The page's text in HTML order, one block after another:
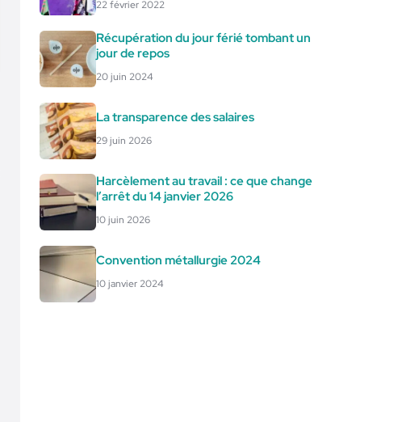
22 février 2022
Récupération du jour férié tombant un
jour de repos
20 juin 2024
La transparence des salaires
29 juin 2026
Harcèlement au travail : ce que change
l’arrêt du 14 janvier 2026
10 juin 2026
Convention métallurgie 2024
10 janvier 2024